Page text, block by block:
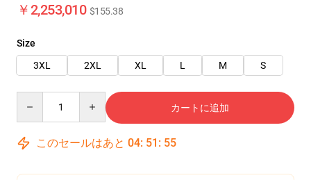
￥2,253,010 $155.38
Size
3XL
2XL XL L M S
カートに追加
このセールはあと 04: 51 : 54